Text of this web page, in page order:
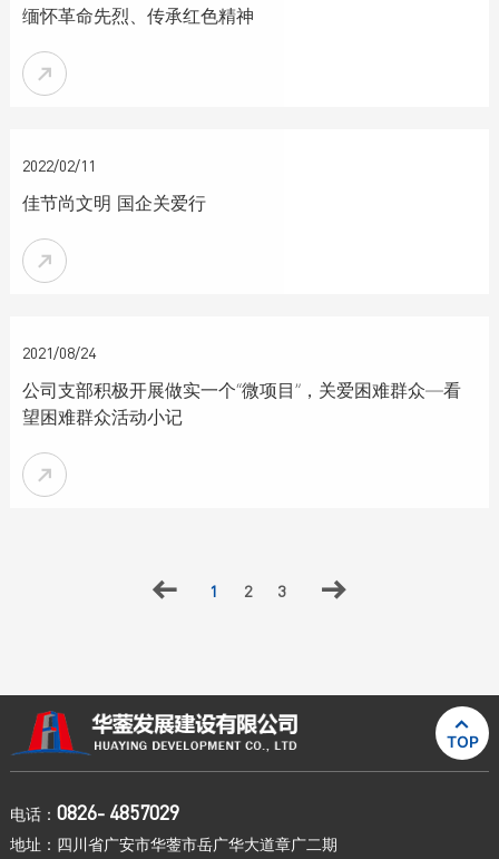
缅怀革命先烈、传承红色精神

2022/02/11
佳节尚文明 国企关爱行

2021/08/24
公司支部积极开展做实一个“微项目”，关爱困难群众—看
望困难群众活动小记

 1 2 3 

TOP
电话： 0826- 4857029
地址：四川省广安市华蓥市岳广华大道章广二期